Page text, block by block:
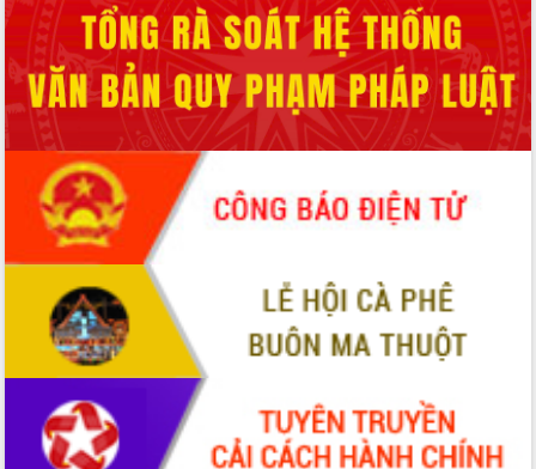
Lắk
Khơi thông điểm nghẽn, đẩy nhanh
giải ngân vốn khắc phục thiên tai
HĐND tỉnh thông qua điều chỉnh Quy
hoạch tỉnh thời kỳ 2021-2030
Hội thảo góp ý hồ sơ điều chỉnh quy
hoạch tỉnh Đắk Lắk thời kỳ 2021-2030,
tầm nhìn đến năm 2050
Nâng cao hiệu quả hoạt động của các
doanh nghiệp nhà nước
Hội nghị triển khai kết nối mạng
truyền số liệu chuyên dùng phục vụ cơ
quan Đảng, Nhà nước
Lễ phát động chuỗi hoạt động chung
tay làm sạch môi trường
Xã Ea Kar bước chuyển mình trong
công tác cải cách hành chính mô hình